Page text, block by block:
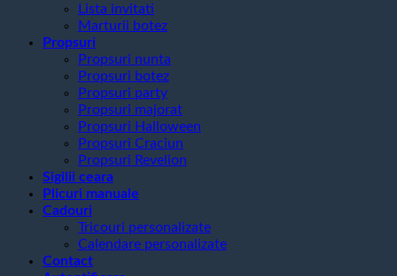
Lista invitati
Marturii botez
Propsuri
Propsuri nunta
Propsuri botez
Propsuri party
Propsuri majorat
Propsuri Halloween
Propsuri Craciun
Propsuri Revelion
Sigilii ceara
Plicuri manuale
Cadouri
Tricouri personalizate
Calendare personalizate
Contact